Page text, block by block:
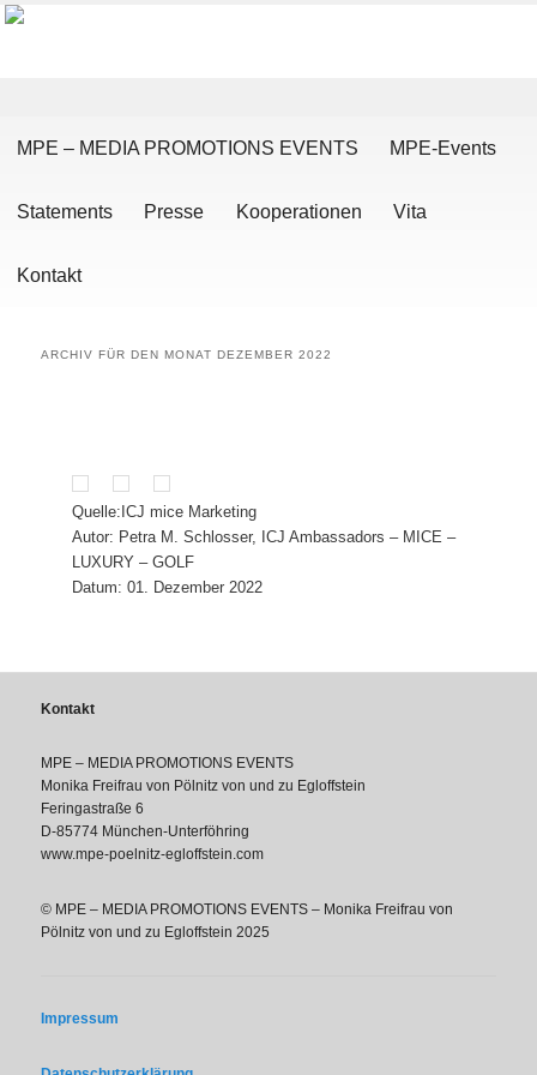
Zum Inhalt wechseln
Zum sekundären Inhalt wechseln
MPE – MEDIA PROMOTIONS EVENTS MPE-Events
Statements Presse Kooperationen Vita
Kontakt
ARCHIV FÜR DEN MONATDEZEMBER 2022
Quelle:ICJ mice Marketing
Autor: Petra M. Schlosser, ICJ Ambassadors – MICE –
LUXURY – GOLF
Datum: 01. Dezember 2022
Kontakt
MPE – MEDIA PROMOTIONS EVENTS
Monika Freifrau von Pölnitz von und zu Egloffstein
Feringastraße 6
D-85774 München-Unterföhring
www.mpe-poelnitz-egloffstein.com
© MPE – MEDIA PROMOTIONS EVENTS – Monika Freifrau von
Pölnitz von und zu Egloffstein 2025
Impressum